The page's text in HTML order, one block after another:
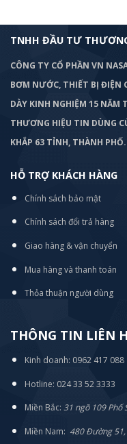
TNHH ĐẦU TƯ
CÔNG TY CỔ PHẦN VN
BƠM NƯỚC, THIẾT BỊ ĐIỆN
DÀY KINH NGHIỆM 15 NĂM
THƯƠNG HIỆU TIN DÙNG
KHẮP 63 TỈNH, THÀNH PHỐ.
HỖ TRỢ KHÁCH HÀNG
Chính sách bảo mật
Chính sách đổi trả hàng
Giao hàng & vận chuyển
Mua hàng và thanh toán
Thỏa thuận người dùng
THÔNG TIN LIÊN
Kinh doanh: 0962 417 088
Hotline: 024 33 52 3333
Miền Bắc: 31 ngõ 109 Phố
Miền Nam: 480 Đường 51,